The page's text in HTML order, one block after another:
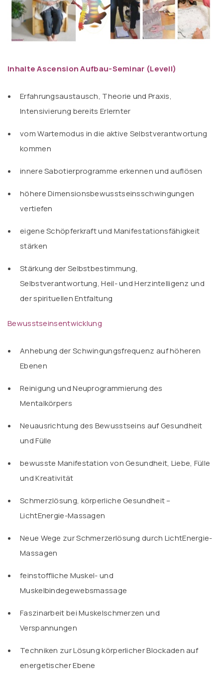
Inhalte Ascension Aufbau-Seminar (LevelI)
Erfahrungsaustausch, Theorie und Praxis,
Intensivierung bereits Erlernter
vom Wartemodus in die aktive Selbstverantwortung
kommen
innere Sabotierprogramme erkennen und auflösen
höhere Dimensionsbewusstseinsschwingungen
vertiefen
eigene Schöpferkraft und Manifestationsfähigkeit
stärken
Stärkung der Selbstbestimmung,
Selbstverantwortung, Heil- und Herzintelligenz und
der spirituellen Entfaltung
Bewusstseinsentwicklung
Anhebung der Schwingungsfrequenz auf höheren
Ebenen
Reinigung und Neuprogrammierung des
Mentalkörpers
Neuausrichtung des Bewusstseins auf Gesundheit
und Fülle
bewusste Manifestation von Gesundheit, Liebe, Fülle
und Kreativität
Schmerzlösung, körperliche Gesundheit –
LichtEnergie-Massagen
Neue Wege zur Schmerzerlösung durch LichtEnergie-
Massagen
feinstoffliche Muskel- und
Muskelbindegewebsmassage
Faszinarbeit bei Muskelschmerzen und
Verspannungen
Techniken zur Lösung körperlicher Blockaden auf
energetischer Ebene